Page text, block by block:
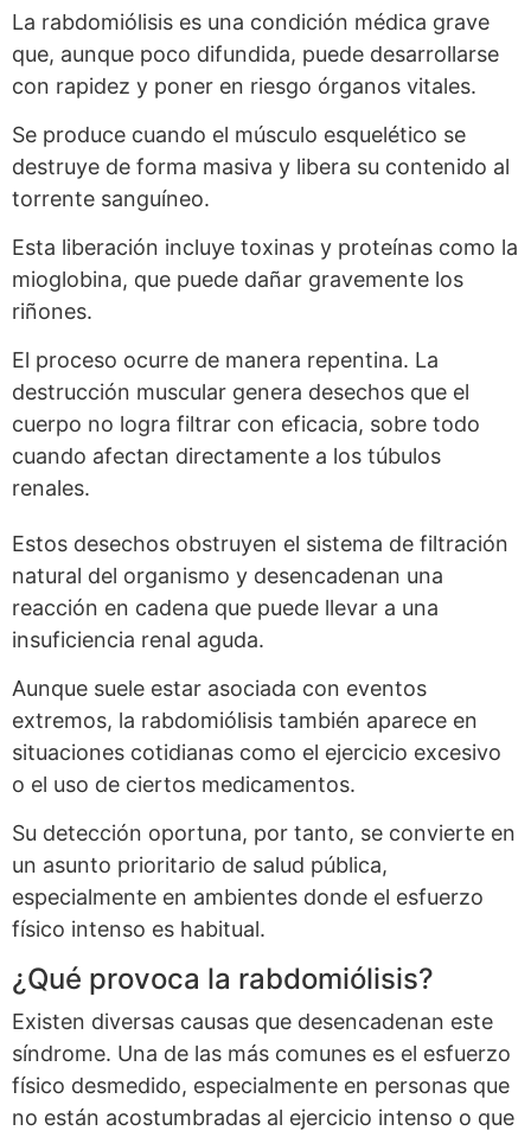
La rabdomiólisis es una condición médica grave
que, aunque poco difundida, puede desarrollarse
con rapidez y poner en riesgo órganos vitales.
Se produce cuando el músculo esquelético se
destruye de forma masiva y libera su contenido al
torrente sanguíneo.
Esta liberación incluye toxinas y proteínas como la
mioglobina, que puede dañar gravemente los
riñones.
El proceso ocurre de manera repentina. La
destrucción muscular genera desechos que el
cuerpo no logra filtrar con eficacia, sobre todo
cuando afectan directamente a los túbulos
renales.
Estos desechos obstruyen el sistema de filtración
natural del organismo y desencadenan una
reacción en cadena que puede llevar a una
insuficiencia renal aguda.
Aunque suele estar asociada con eventos
extremos, la rabdomiólisis también aparece en
situaciones cotidianas como el ejercicio excesivo
o el uso de ciertos medicamentos.
Su detección oportuna, por tanto, se convierte en
un asunto prioritario de salud pública,
especialmente en ambientes donde el esfuerzo
físico intenso es habitual.
¿Qué provoca la rabdomiólisis?
Existen diversas causas que desencadenan este
síndrome. Una de las más comunes es el esfuerzo
físico desmedido, especialmente en personas que
no están acostumbradas al ejercicio intenso o que